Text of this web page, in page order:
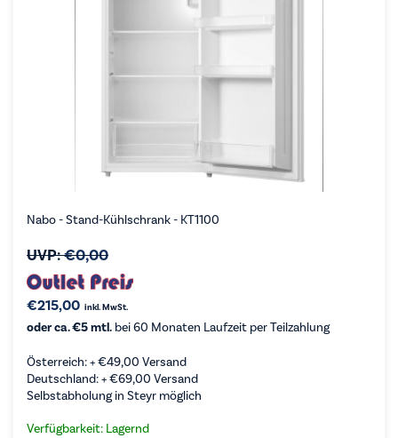
Nabo - Stand-Kühlschrank - KT1100
UVP:€0,00
€215,00 inkl. MwSt.
oder ca. €5 mtl. bei 60 Monaten Laufzeit per Teilzahlung
Österreich: +€49,00 Versand
Deutschland: +€69,00 Versand
Selbstabholung in Steyr möglich
Verfügbarkeit: Lagernd